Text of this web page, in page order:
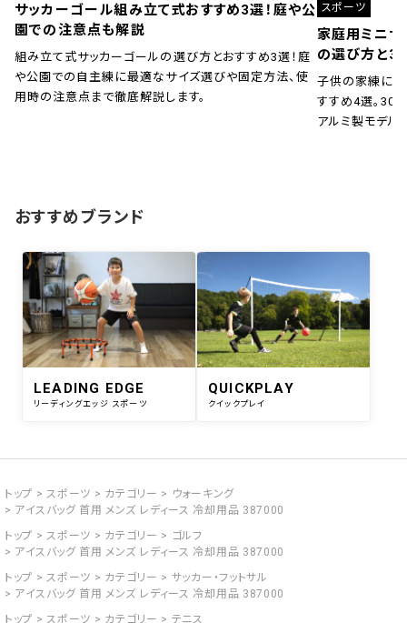
サッカーゴール組み立て式おすすめ3選！庭や公
園での注意点も解説
組み立て式サッカーゴールの選び方とおすすめ3選！庭
や公園での自主練に最適なサイズ選びや固定方法、使
用時の注意点まで徹底解説します。
スポーツ
家庭用ミニサ
の選び方と
子供の家練に！
すすめ4選。30
アルミ製モデル
おすすめブランド
LEADING EDGE
リーディングエッジ スポーツ
QUICKPLAY
クイックプレイ
トップ スポーツ カテゴリー
ウォーキング
アイスバッグ 首用 メンズ レディース 冷却用品 387000
トップ
スポーツ カテゴリー
ゴルフ
アイスバッグ 首用 メンズ レディース 冷却用品 387000
トップ
スポーツ カテゴリー
サッカー・フットサル
アイスバッグ 首用 メンズ レディース 冷却用品 387000
トップ
スポーツ カテゴリー
テニス